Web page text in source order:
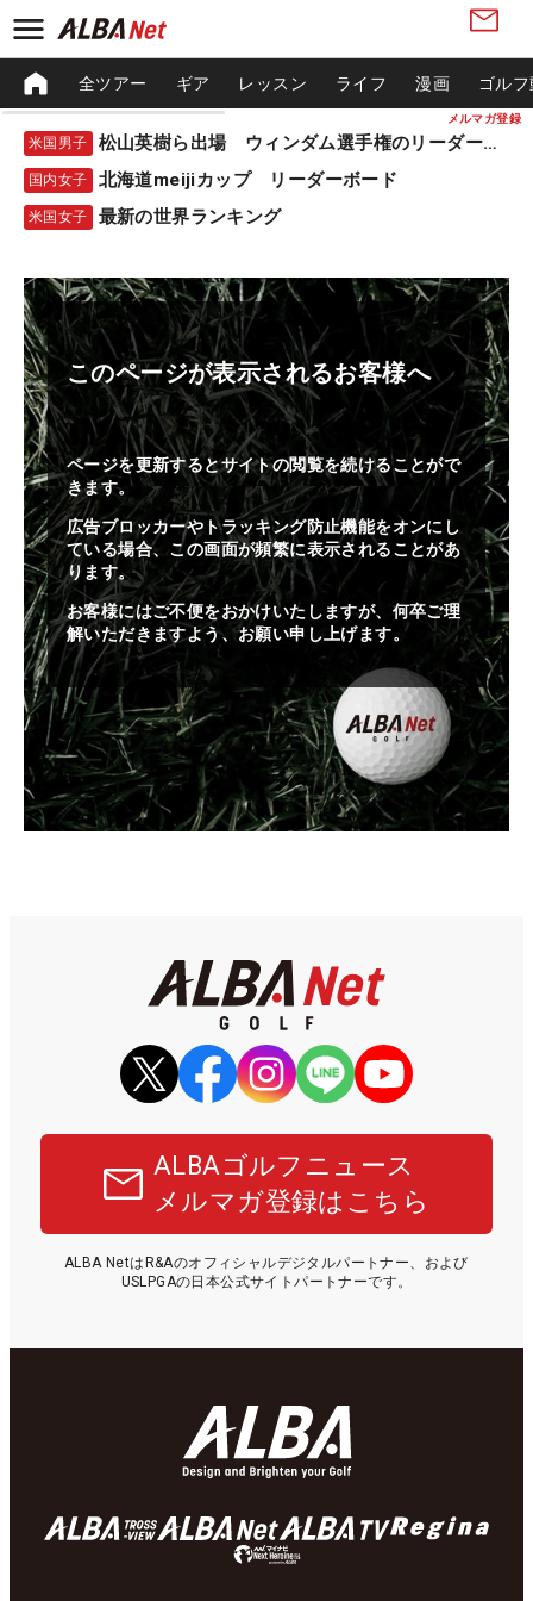
メルマガ登録
全ツアー ギア レッスン ライフ 漫画 ゴル
米国男子 松山英樹ら出場 ウィンダム選手権のリーダーボード
国内女子 北海道meijiカップ リーダーボード
米国女子 最新の世界ランキング
このページが表示されるお客様へ
ページを更新するとサイトの閲覧を続けることがで
きます。
広告ブロッカーやトラッキング防止機能をオンにし
ている場合、この画面が頻繁に表示されることがあ
ります。
お客様にはご不便をおかけいたしますが、何卒ご理
解いただきますよう、お願い申し上げます。
ALBAゴルフニュース
メルマガ登録はこちら
ALBA NetはR&Aのオフィシャルデジタルパートナー、および
USLPGAの日本公式サイトパートナーです。